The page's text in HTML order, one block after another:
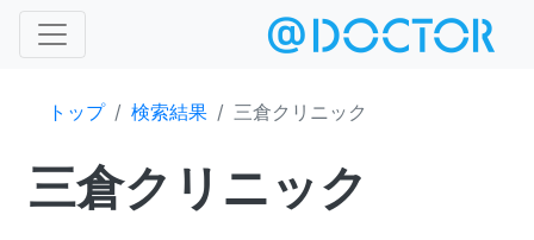
トップ 検索結果 三倉クリニック
三倉クリニック